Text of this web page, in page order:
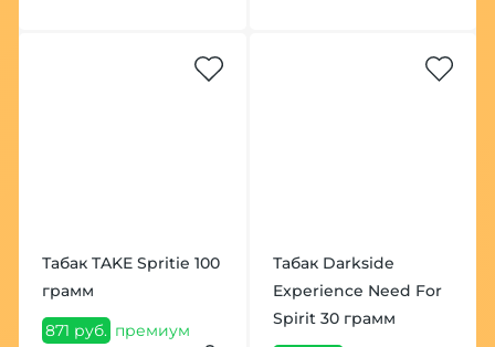
Табак TAKE Spritie 100
грамм
871 руб. премиум
Табак Darkside
Experience Need For
Spirit 30 грамм